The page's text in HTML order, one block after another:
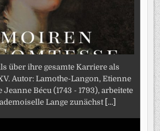
über ihre gesamte Karriere als
Autor: Lamothe-Langon, Etienne
Bécu (1743 - 1793), arbeitete
Lange zunächst [...]